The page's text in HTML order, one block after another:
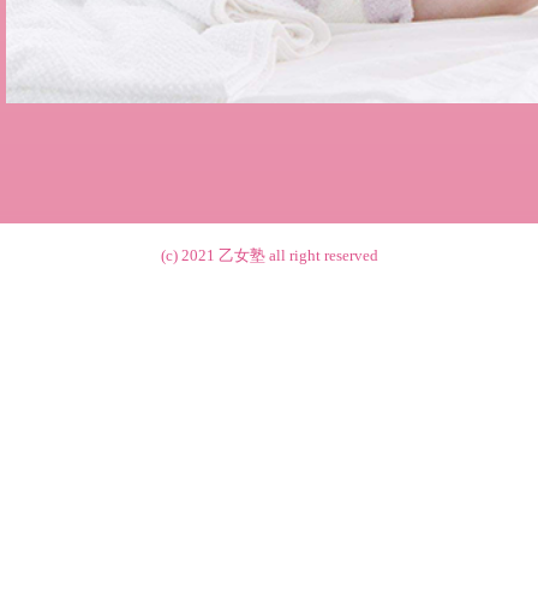
(c) 2021 乙女塾all right reserved